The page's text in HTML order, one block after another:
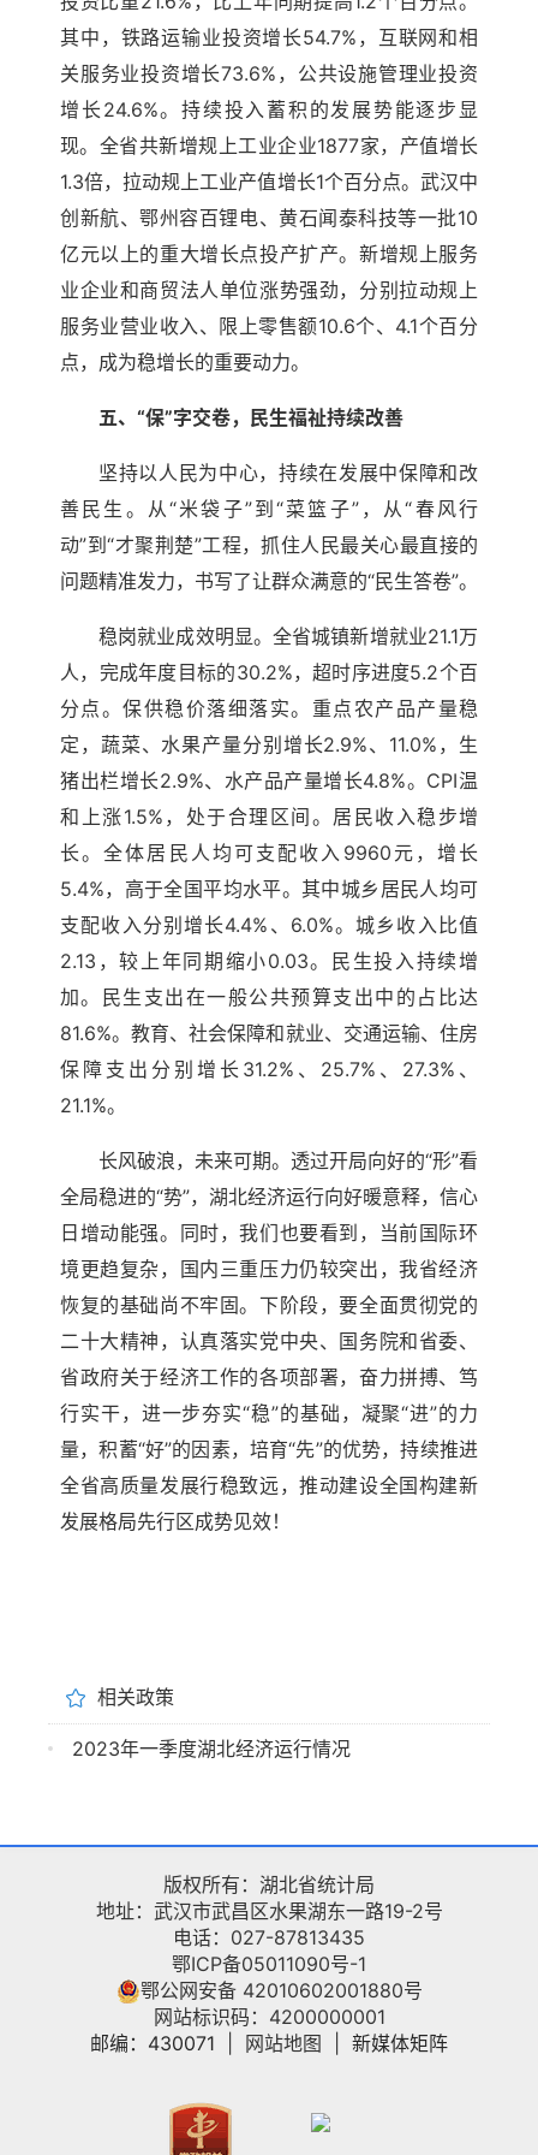
其中，铁路运输业投资增长54.7%，互联网和相
关服务业投资增长73.6%，公共设施管理业投资
增长24.6%。持续投入蓄积的发展势能逐步显
现。全省共新增规上工业企业1877家，产值增长
1.3倍，拉动规上工业产值增长1个百分点。武汉中
创新航、鄂州容百锂电、黄石闻泰科技等一批10
亿元以上的重大增长点投产扩产。新增规上服务
业企业和商贸法人单位涨势强劲，分别拉动规上
服务业营业收入、限上零售额10.6个、4.1个百分
点，成为稳增长的重要动力。
五、“保”字交卷，民生福祉持续改善
坚持以人民为中心，持续在发展中保障和改
善民生。从“米袋子”到“菜篮子”，从“春风行
动”到“才聚荆楚”工程，抓住人民最关心最直接的
问题精准发力，书写了让群众满意的“民生答卷”。
稳岗就业成效明显。全省城镇新增就业21.1万
人，完成年度目标的30.2%，超时序进度5.2个百
分点。保供稳价落细落实。重点农产品产量稳
定，蔬菜、水果产量分别增长2.9%、11.0%，生
猪出栏增长2.9%、水产品产量增长4.8%。CPI温
和上涨1.5%，处于合理区间。居民收入稳步增
长。全体居民人均可支配收入9960元，增长
5.4%，高于全国平均水平。其中城乡居民人均可
支配收入分别增长4.4%、6.0%。城乡收入比值
2.13，较上年同期缩小0.03。民生投入持续增
加。民生支出在一般公共预算支出中的占比达
81.6%。教育、社会保障和就业、交通运输、住房
保障支出分别增长31.2%、25.7%、27.3%、
21.1%。
长风破浪，未来可期。透过开局向好的“形”看
全局稳进的“势”，湖北经济运行向好暖意释，信心
日增动能强。同时，我们也要看到，当前国际环
境更趋复杂，国内三重压力仍较突出，我省经济
恢复的基础尚不牢固。下阶段，要全面贯彻党的
二十大精神，认真落实党中央、国务院和省委、
省政府关于经济工作的各项部署，奋力拼搏、笃
行实干，进一步夯实“稳”的基础，凝聚“进”的力
量，积蓄“好”的因素，培育“先”的优势，持续推进
全省高质量发展行稳致远，推动建设全国构建新
发展格局先行区成势见效！
相关政策
2023年一季度湖北经济运行情况
版权所有：湖北省统计局
地址：武汉市武昌区水果湖东一路19-2号
电话：027-87813435
鄂ICP备05011090号-1
鄂公网安备 42010602001880号
网站标识码：4200000001
邮编：430071
网站地图 新媒体矩阵